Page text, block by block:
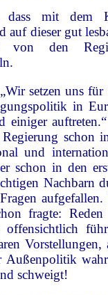
dass mit dem
dieser gut
von den
setzen uns für
in
einiger
schon
und
schon in den
Nachbarn
fragte:
Vorstellungen,
schweigt!